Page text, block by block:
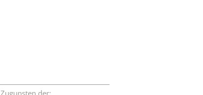
Zugunsten der: